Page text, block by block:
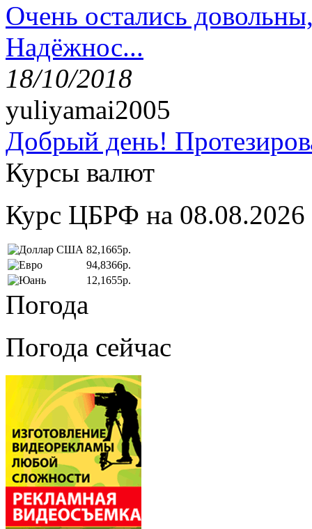
Очень остались
Надёжнос...
18/10/2018
yuliyamai2005
Добрый день!
Курсы валют
Курс ЦБРФ на 08.08.2026
82,1665р.
94,8366р.
12,1655р.
Погода
Погода сейчас